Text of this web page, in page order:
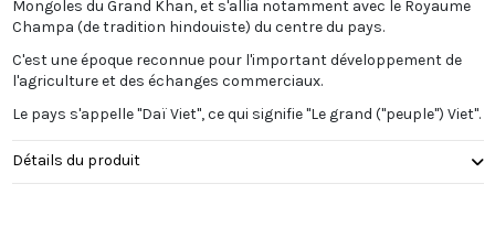
Mongoles du Grand Khan, et s'allia notamment avec le Royaume
Champa (de tradition hindouiste) du centre du pays.
C'est une époque reconnue pour l'important développement de
l'agriculture et des échanges commerciaux.
Le pays s'appelle "Daï Viet", ce qui signifie "Le grand ("peuple") Viet".
Détails du produit